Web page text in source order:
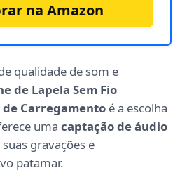
na Amazon
qualidade de som e
de Lapela Sem Fio
de Carregamento é a escolha
uma captação de áudio
gravações e
patamar.